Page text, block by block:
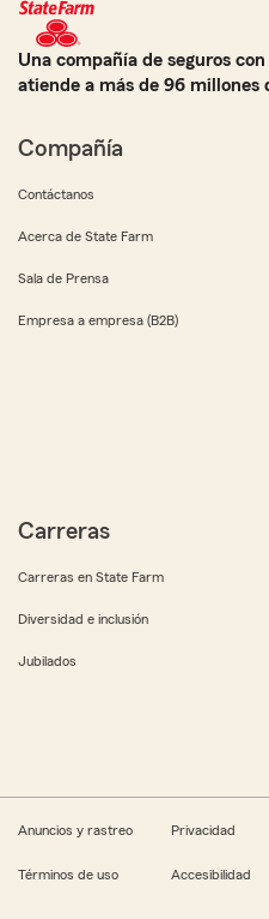
Una compañía de seguros
atiende a más de 96 millones
Compañía
Contáctanos
Acerca de State Farm
Sala de Prensa
Empresa a empresa (B2B)
Carreras
Carreras en State Farm
Diversidad e inclusión
Jubilados
Anuncios y rastreo Privacidad
Términos de uso Accesibilidad